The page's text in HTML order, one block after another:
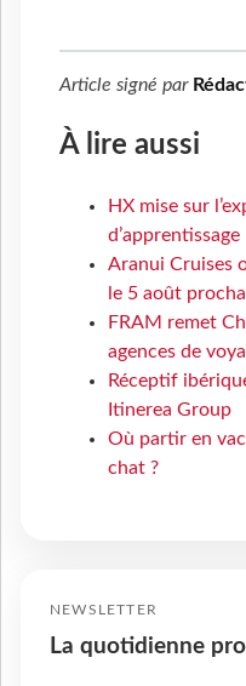
Article signé par
À lire aussi
HX mise sur
d’apprentissage
Aranui Cruises
le 5 août
FRAM remet
agences de
Réceptif
Itinerea Group
Où partir en
chat ?
NEWSLETTER
La quotidienne pro